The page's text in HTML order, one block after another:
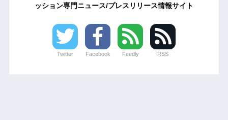
ッション専門ニュース/プレスリリース情報サイト
Twitter Facebook Feedly RSS